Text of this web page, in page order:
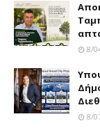
8/
8/